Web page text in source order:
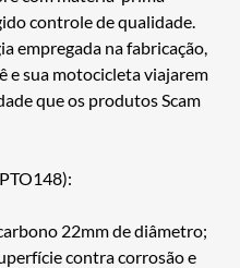
controle de qualidade.
empregada na fabricação,
e sua motocicleta viajarem
que os produtos Scam
22mm de diâmetro;
contra corrosão e